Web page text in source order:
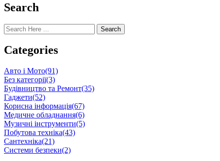
Search
Search
Categories
Авто і Мото(91)
Без категорії(3)
Будівництво та Ремонт(35)
Гаджети(52)
Корисна інформація(67)
Медичне обладнання(6)
Музичні інструменти(5)
Побутова техніка(43)
Сантехніка(21)
Системи безпеки(2)